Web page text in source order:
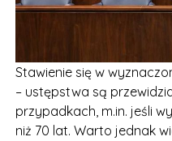
Stawienie się w
– ustępstwa są
przypadkach, m.in. jeśli
niż 70 lat. Warto jednak